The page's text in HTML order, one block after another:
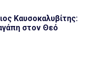
Καυσοκαλυβίτης:
στον Θεό